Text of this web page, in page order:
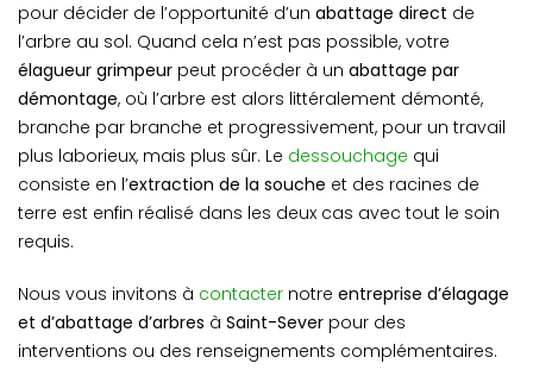
pour décider de l’opportunité d’un abattage direct de
l’arbre au sol. Quand cela n’est pas possible, votre
élagueur grimpeur peut procéder à un abattage par
démontage, où l’arbre est alors littéralement démonté,
branche par branche et progressivement, pour un travail
plus laborieux, mais plus sûr. Le dessouchage qui
consiste en l’extraction de la souche et des racines de
terre est enfin réalisé dans les deux cas avec tout le soin
requis.
Nous vous invitons à contacter notre entreprise d’élagage
et d’abattage d’arbres à Saint-Sever pour des
interventions ou des renseignements complémentaires.